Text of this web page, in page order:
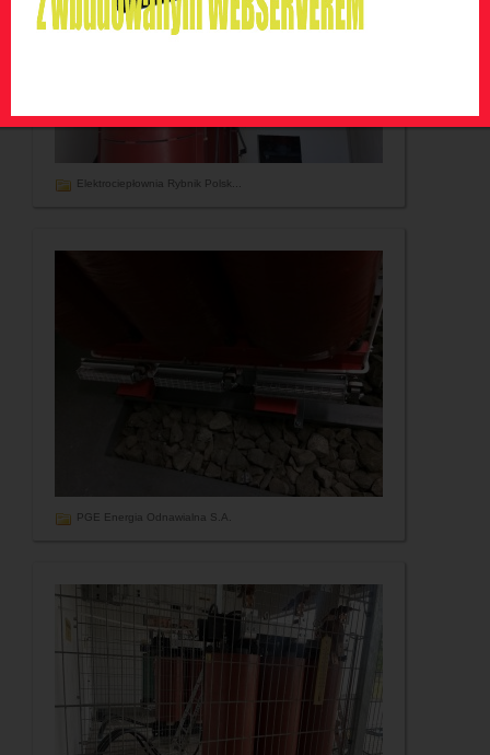
Elektrociepłownia Rybnik Polsk...
PGE Energia Odnawialna S.A.